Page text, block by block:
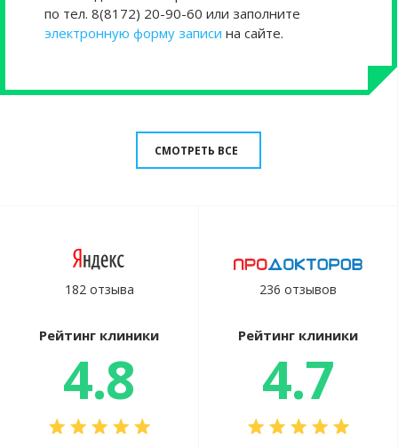
по тел. 8(8172) 20-90-60 или заполните
электронную форму записи на сайте.
СМОТРЕТЬ ВСЕ
182 отзыва
Рейтинг клиники
4.8
236 отзывов
Рейтинг клиники
4.7